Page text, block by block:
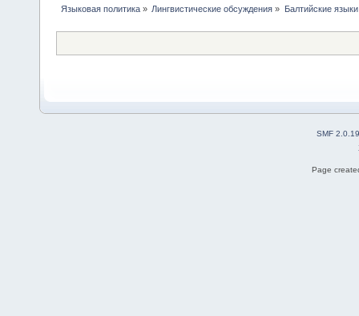
Языковая политика» Лингвистические обсуждения » Балтийские языки
SMF 2.0.19
Page